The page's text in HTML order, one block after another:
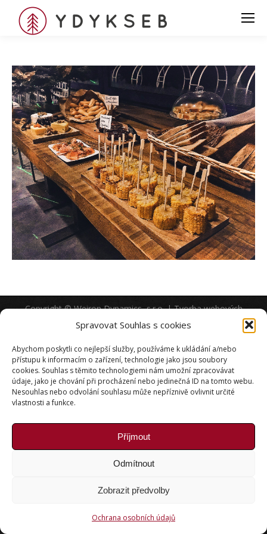
Spravovat Souhlas s cookies
Abychom poskytli co nejlepší služby, používáme k ukládání a/nebo
přístupu k informacím o zařízení, technologie jako jsou soubory
cookies. Souhlas s těmito technologiemi nám umožní zpracovávat
údaje, jako je chování při procházení nebo jedinečná ID na tomto webu.
Nesouhlas nebo odvolání souhlasu může nepříznivě ovlivnit určité
vlastnosti a funkce.
Příjmout
Odmítnout
Zobrazit předvolby
Ochrana osobních údajů
Copyright © Weiron Dynamics, s.r.o. |Tvorba webových
stráneka